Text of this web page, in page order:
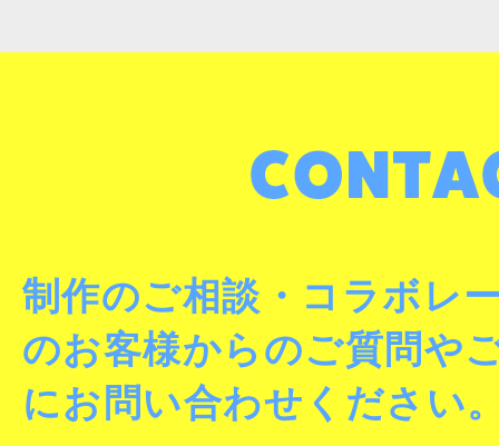
制作のご相談・コラボレ
のお客様からのご質問や
にお問い合わせください